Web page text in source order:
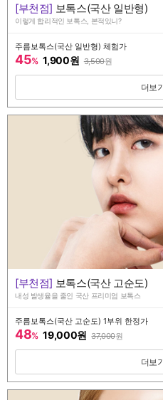
[부천점] 보톡스(국산 일반형)
이렇게 합리적인 보톡스, 본적있니?
주름보톡스(국산 일반형) 체험가
45% 1,900원 3,500원
[부천점] 보톡스(국산 고순도)
내성 발생율을 줄인 국산 프리미엄 보톡스
주름보톡스(국산 고순도) 1부위 한정가
48% 19,000원 37,000원